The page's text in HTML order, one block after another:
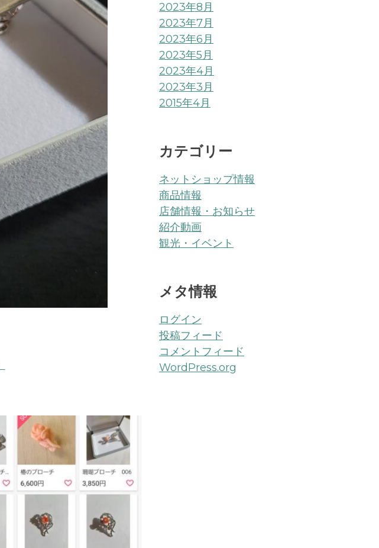
2023年8月
2023年7月
2023年6月
2023年5月
2023年4月
2023年3月
2015年4月
カテゴリー
ネットショップ情報
商品情報
店舗情報・お知らせ
紹介動画
観光・イベント
メタ情報
ログイン
投稿フィード
コメントフィード
WordPress.org